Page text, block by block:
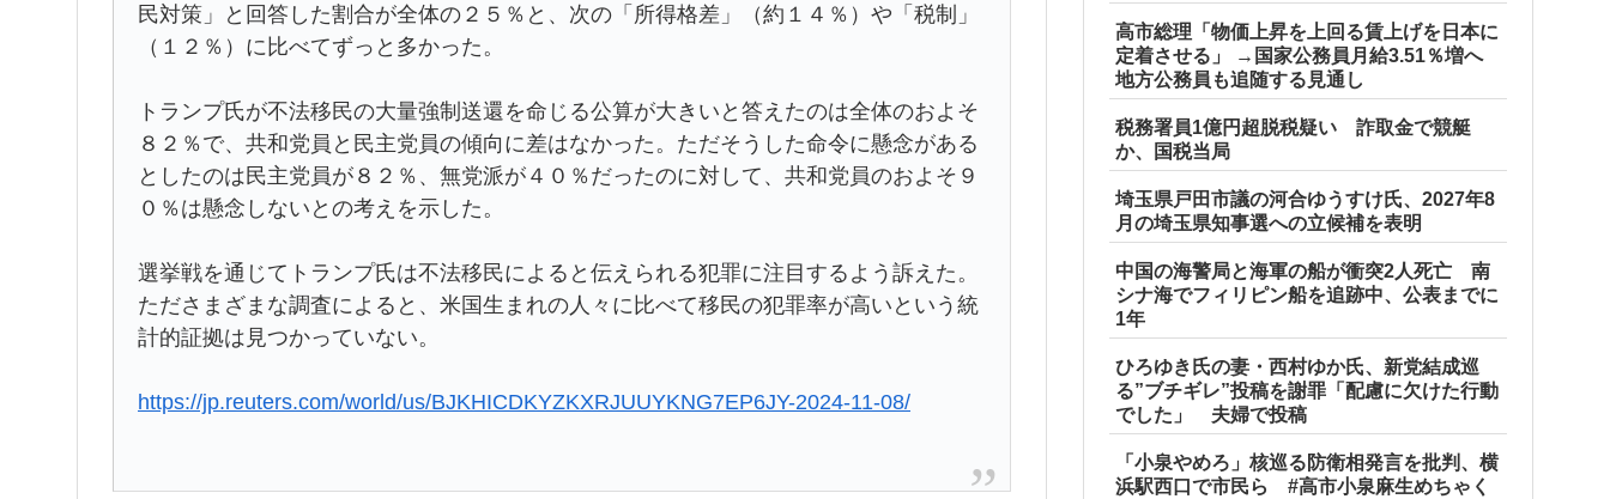
民対策」と回答した割合が全体の２５％と、次の「所得格差」（約１４％）や「税制」
（１２％）に比べてずっと多かった。
トランプ氏が不法移民の大量強制送還を命じる公算が大きいと答えたのは全体のおよそ
８２％で、共和党員と民主党員の傾向に差はなかった。ただそうした命令に懸念がある
としたのは民主党員が８２％、無党派が４０％だったのに対して、共和党員のおよそ９
０％は懸念しないとの考えを示した。
選挙戦を通じてトランプ氏は不法移民によると伝えられる犯罪に注目するよう訴えた。
たださまざまな調査によると、米国生まれの人々に比べて移民の犯罪率が高いという統
計的証拠は見つかっていない。
https://jp.reuters.com/world/us/BJKHICDKYZKXRJUUYKNG7EP6JY-2024-11-08/
高市総理「物価上昇を上回る賃上げを日本に
定着させる」 →国家公務員月給3.51％増へ
地方公務員も追随する見通し
税務署員1億円超脱税疑い 詐取金で競艇
か、国税当局
埼玉県戸田市議の河合ゆうすけ氏、2027年8
月の埼玉県知事選への立候補を表明
中国の海警局と海軍の船が衝突2人死亡 南
シナ海でフィリピン船を追跡中、公表までに
1年
ひろゆき氏の妻・西村ゆか氏、新党結成巡
る”ブチギレ”投稿を謝罪「配慮に欠けた行動
でした」 夫婦で投稿
「小泉やめろ」核巡る防衛相発言を批判、横
浜駅西口で市民ら #高市小泉麻生めちゃく